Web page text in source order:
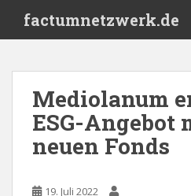
i
factumnetzwerk.de
Mediolanum
ESG-Angebot
neuen Fonds
19. Juli 2022